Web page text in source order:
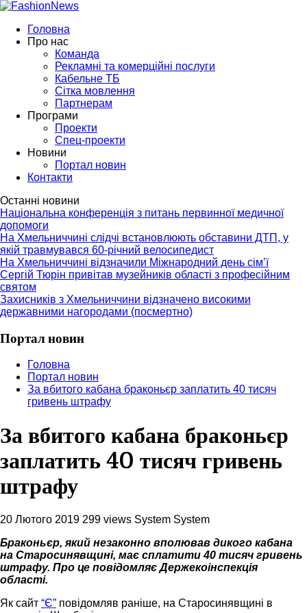
Головна
Про нас
Команда
Рекламні та комерційні послуги
Кабельне ТБ
Сітка мовлення
Партнерам
Програми
Проекти
Спец-проекти
Новини
Портал новин
Контакти
Останні новини
Національна конференція з питань первинної медичної
допомоги
На Хмельниччині слідчі встановлюють обставини ДТП, у
якій травмувався 60-річний велосипедист
На Хмельниччині відзначили Міжнародний день сім’ї
Сергій Тюрін привітав музейників області з професійним
святом
Захисників з Хмельниччини відзначено високими
державними нагородами (посмертно)
Портал новин
Головна
Портал новин
За вбитого кабана браконьєр заплатить 40 тисяч
гривень штрафу
За вбитого кабана браконьєр
заплатить 40 тисяч гривень
штрафу
20 Лютого 2019 299 views System System
Браконьєр, який незаконно вполював дикого кабана
на Старосинявщині, має сплатити 40 тисяч гривень
штрафу. Про це повідомляє Держекоінспекція
області.
Як сайт “Є” повідомляв раніше, на Старосинявщині в